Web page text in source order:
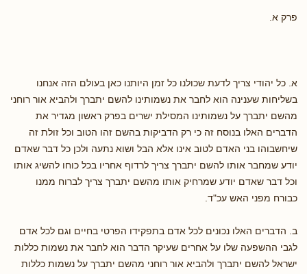
פרק א.
א. כל יהודי צריך לדעת שכולנו כל זמן היותנו כאן בעולם הזה אנחנו
בשליחות שענינה הוא לחבר את נשמותינו להשם יתברך ולהביא אור רוחני
מהשם יתברך על נשמותינו המסילת ישרים בפרק ראשון מגדיר את
הדברים האלו בנוסח זה כי רק הדביקות בהשם זהו הטוב וכל זולת זה
שיחשבוהו בני האדם לטוב אינו אלא הבל ושוא נתעה ולכן כל דבר שאדם
יודע שמחבר אותו להשם יתברך צריך לרדוף אחריו בכל כוחו להשיג אותו
וכל דבר שאדם יודע שמרחיק אותו מהשם יתברך צריך לברוח ממנו
כבורח מפני האש עכ"ד.
ב. הדברים האלו נכונים לכל אדם בתפקידו הפרטי בחיים וגם לכל אדם
לגבי ההשפעה שלו על אחרים שעיקר הדבר הוא לחבר את נשמות כללות
ישראל להשם יתברך ולהביא אור רוחני מהשם יתברך על נשמות כללות